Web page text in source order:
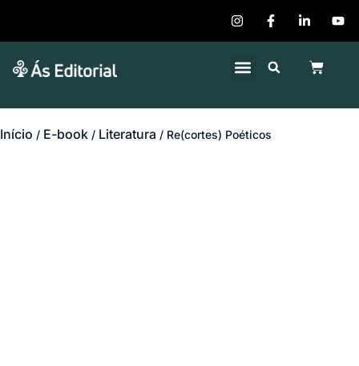
Início / E-book / Literatura / Re(cortes) Poéticos